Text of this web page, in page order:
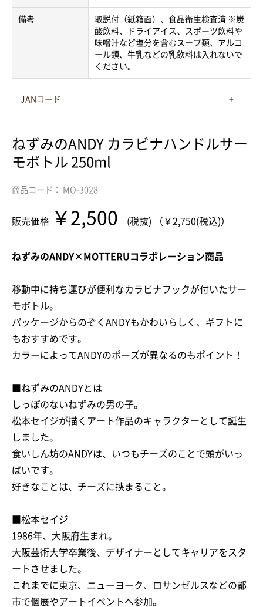
備考
取説付（紙箱面）、食品衛生検査済 ※炭
酸飲料、ドライアイス、スポーツ飲料や
味噌汁など塩分を含むスープ類、アルコ
ール類、牛乳などの乳飲料は入れないで
ください。
JANコード
ねずみのANDY カラビナハンドルサー
モボトル 250ml
商品コード： MO-3028
販売価格 ￥2,500 (税抜) （￥2,750(税込)）
ねずみのANDY×MOTTERUコラボレーション商品
移動中に持ち運びが便利なカラビナフックが付いたサー
モボトル。
パッケージからのぞくANDYもかわいらしく、ギフトに
もおすすめです。
カラーによってANDYのポーズが異なるのもポイント！
■ねずみのANDYとは
しっぽのないねずみの男の子。
松本セイジが描くアート作品のキャラクターとして誕生
しました。
食いしん坊のANDYは、いつもチーズのことで頭がいっ
ぱいです。
好きなことは、チーズに挟まること。
■松本セイジ
1986年、大阪府生まれ。
大阪芸術大学卒業後、デザイナーとしてキャリアをスタ
ートさせました。
これまでに東京、ニューヨーク、ロサンゼルスなどの都
市で個展やアートイベントへ参加。